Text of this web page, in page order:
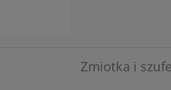
Zmiotka i